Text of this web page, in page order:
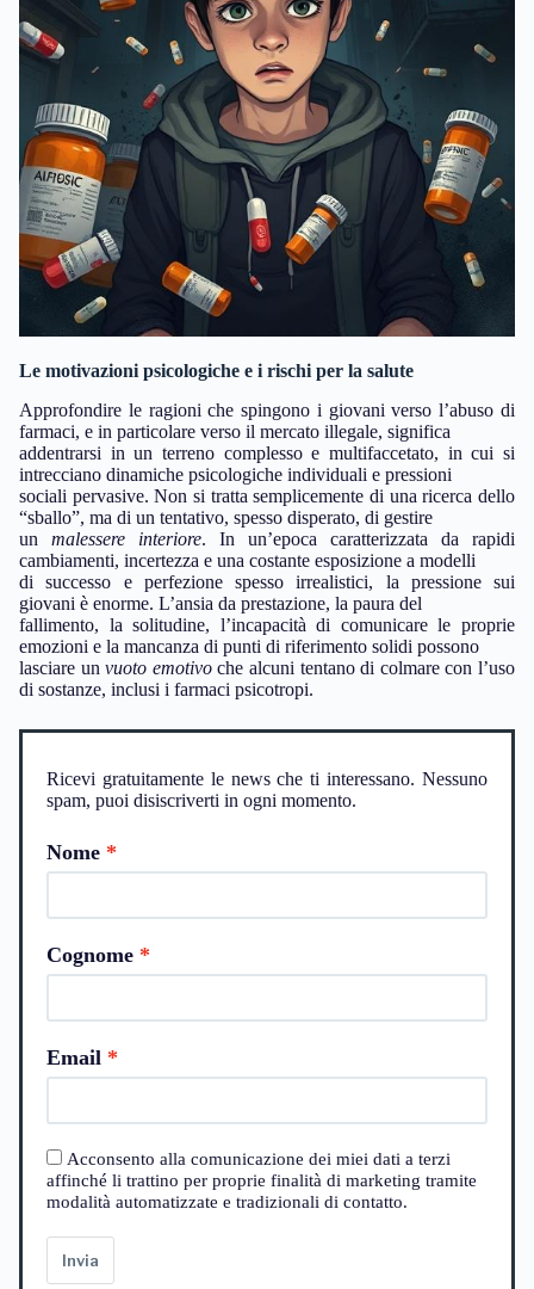
Le motivazioni psicologiche e i rischi per la salute
Approfondire le ragioni che spingono i giovani verso l’abuso di
farmaci, e in particolare verso il mercato illegale, significa
addentrarsi in un terreno complesso e multifaccetato, in cui si
intrecciano dinamiche psicologiche individuali e pressioni
sociali pervasive. Non si tratta semplicemente di una ricerca dello
“sballo”, ma di un tentativo, spesso disperato, di gestire
un malessere interiore. In un’epoca caratterizzata da rapidi
cambiamenti, incertezza e una costante esposizione a modelli
di successo e perfezione spesso irrealistici, la pressione sui
giovani è enorme. L’ansia da prestazione, la paura del
fallimento, la solitudine, l’incapacità di comunicare le proprie
emozioni e la mancanza di punti di riferimento solidi possono
lasciare unvuoto emotivoche alcuni tentano di colmare con l’uso
di sostanze, inclusi i farmaci psicotropi.
Ricevi gratuitamente le news che ti interessano. Nessuno
spam, puoi disiscriverti in ogni momento.
Nome
Cognome
Email
Acconsento alla comunicazione dei miei dati a terzi
affinché li trattino per proprie finalità di marketing tramite
modalità automatizzate e tradizionali di contatto.
Invia